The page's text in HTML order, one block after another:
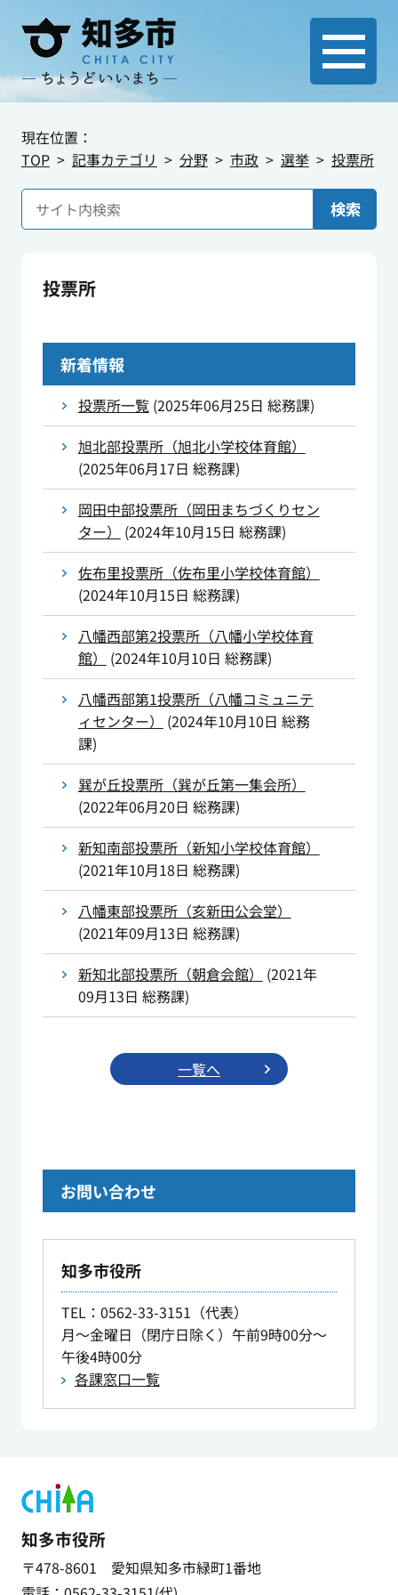
現在位置：
TOP
記事カテゴリ 分野 市政 選挙 投票所
検索
投票所
新着情報
投票所一覧(2025年06月25日 総務課)
旭北部投票所（旭北小学校体育館）
(2025年06月17日 総務課)
岡田中部投票所（岡田まちづくりセン
ター）
(2024年10月15日 総務課)
佐布里投票所（佐布里小学校体育館）
(2024年10月15日 総務課)
八幡西部第2投票所（八幡小学校体育
館）
(2024年10月10日 総務課)
八幡西部第1投票所（八幡コミュニテ
ィセンター）
(2024年10月10日 総務
課)
巽が丘投票所（巽が丘第一集会所）
(2022年06月20日 総務課)
新知南部投票所（新知小学校体育館）
(2021年10月18日 総務課)
八幡東部投票所（亥新田公会堂）
(2021年09月13日 総務課)
新知北部投票所（朝倉会館）
(2021年
09月13日 総務課)
一覧へ
お問い合わせ
知多市役所
TEL：0562-33-3151（代表）
月～金曜日（閉庁日除く）午前9時00分～
午後4時00分
各課窓口一覧
知多市役所
〒478-8601 愛知県知多市緑町1番地